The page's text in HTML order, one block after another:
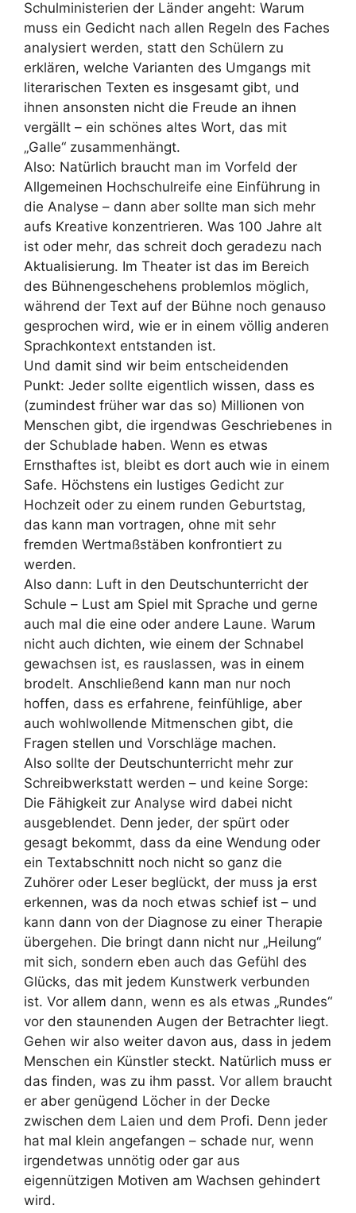
Schulministerien der Länder angeht: Warum
muss ein Gedicht nach allen Regeln des Faches
analysiert werden, statt den Schülern zu
erklären, welche Varianten des Umgangs mit
literarischen Texten es insgesamt gibt, und
ihnen ansonsten nicht die Freude an ihnen
vergällt – ein schönes altes Wort, das mit
„Galle“ zusammenhängt.
Also: Natürlich braucht man im Vorfeld der
Allgemeinen Hochschulreife eine Einführung in
die Analyse – dann aber sollte man sich mehr
aufs Kreative konzentrieren. Was 100 Jahre alt
ist oder mehr, das schreit doch geradezu nach
Aktualisierung. Im Theater ist das im Bereich
des Bühnengeschehens problemlos möglich,
während der Text auf der Bühne noch genauso
gesprochen wird, wie er in einem völlig anderen
Sprachkontext entstanden ist.
Und damit sind wir beim entscheidenden
Punkt: Jeder sollte eigentlich wissen, dass es
(zumindest früher war das so) Millionen von
Menschen gibt, die irgendwas Geschriebenes in
der Schublade haben. Wenn es etwas
Ernsthaftes ist, bleibt es dort auch wie in einem
Safe. Höchstens ein lustiges Gedicht zur
Hochzeit oder zu einem runden Geburtstag,
das kann man vortragen, ohne mit sehr
fremden Wertmaßstäben konfrontiert zu
werden.
Also dann: Luft in den Deutschunterricht der
Schule – Lust am Spiel mit Sprache und gerne
auch mal die eine oder andere Laune. Warum
nicht auch dichten, wie einem der Schnabel
gewachsen ist, es rauslassen, was in einem
brodelt. Anschließend kann man nur noch
hoffen, dass es erfahrene, feinfühlige, aber
auch wohlwollende Mitmenschen gibt, die
Fragen stellen und Vorschläge machen.
Also sollte der Deutschunterricht mehr zur
Schreibwerkstatt werden – und keine Sorge:
Die Fähigkeit zur Analyse wird dabei nicht
ausgeblendet. Denn jeder, der spürt oder
gesagt bekommt, dass da eine Wendung oder
ein Textabschnitt noch nicht so ganz die
Zuhörer oder Leser beglückt, der muss ja erst
erkennen, was da noch etwas schief ist – und
kann dann von der Diagnose zu einer Therapie
übergehen. Die bringt dann nicht nur „Heilung“
mit sich, sondern eben auch das Gefühl des
Glücks, das mit jedem Kunstwerk verbunden
ist. Vor allem dann, wenn es als etwas „Rundes“
vor den staunenden Augen der Betrachter liegt.
Gehen wir also weiter davon aus, dass in jedem
Menschen ein Künstler steckt. Natürlich muss er
das finden, was zu ihm passt. Vor allem braucht
er aber genügend Löcher in der Decke
zwischen dem Laien und dem Profi. Denn jeder
hat mal klein angefangen – schade nur, wenn
irgendetwas unnötig oder gar aus
eigennützigen Motiven am Wachsen gehindert
wird.